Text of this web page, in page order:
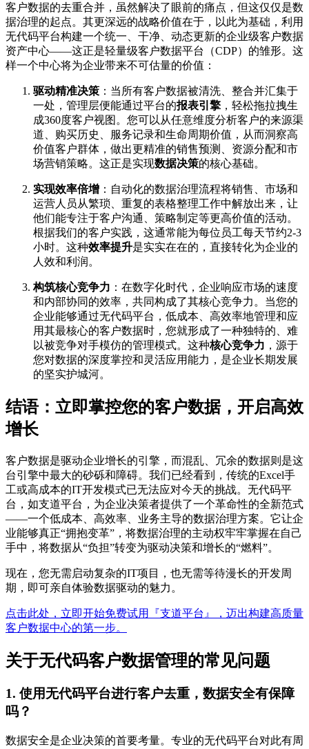
客户数据的去重合并，虽然解决了眼前的痛点，但这仅仅是数
据治理的起点。其更深远的战略价值在于，以此为基础，利用
无代码平台构建一个统一、干净、动态更新的企业级客户数据
资产中心——这正是轻量级客户数据平台（CDP）的雏形。这
样一个中心将为企业带来不可估量的价值：
驱动精准决策 ：当所有客户数据被清洗、整合并汇集于
一处，管理层便能通过平台的报表引擎 ，轻松拖拉拽生
成360度客户视图。您可以从任意维度分析客户的来源渠
道、购买历史、服务记录和生命周期价值，从而洞察高
价值客户群体，做出更精准的销售预测、资源分配和市
场营销策略。这正是实现数据决策的核心基础。
实现效率倍增 ：自动化的数据治理流程将销售、市场和
运营人员从繁琐、重复的表格整理工作中解放出来，让
他们能专注于客户沟通、策略制定等更高价值的活动。
根据我们的客户实践，这通常能为每位员工每天节约2-3
小时。这种效率提升是实实在在的，直接转化为企业的
人效和利润。
构筑核心竞争力 ：在数字化时代，企业响应市场的速度
和内部协同的效率，共同构成了其核心竞争力。当您的
企业能够通过无代码平台，低成本、高效率地管理和应
用其最核心的客户数据时，您就形成了一种独特的、难
以被竞争对手模仿的管理模式。这种核心竞争力 ，源于
您对数据的深度掌控和灵活应用能力，是企业长期发展
的坚实护城河。
结语：立即掌控您的客户数据，开启高效
增长
客户数据是驱动企业增长的引擎，而混乱、冗余的数据则是这
台引擎中最大的砂砾和障碍。我们已经看到，传统的Excel手
工或高成本的IT开发模式已无法应对今天的挑战。无代码平
台，如支道平台，为企业决策者提供了一个革命性的全新范式
——一个低成本、高效率、业务主导的数据治理方案。它让企
业能够真正“拥抱变革”，将数据治理的主动权牢牢掌握在自己
手中，将数据从“负担”转变为驱动决策和增长的“燃料”。
现在，您无需启动复杂的IT项目，也无需等待漫长的开发周
期，即可亲自体验数据驱动的魅力。
点击此处，立即开始免费试用『支道平台』，迈出构建高质量
客户数据中心的第一步。
关于无代码客户数据管理的常见问题
1. 使用无代码平台进行客户去重，数据安全有保障
吗？
数据安全是企业决策的首要考量。专业的无代码平台对此有周